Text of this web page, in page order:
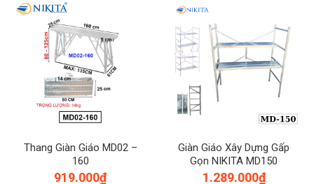
Thang Giàn Giáo MD02 –
160
919.000₫
Giàn Giáo Xây Dựng Gấp
Gọn NIKITA MD150
1.289.000₫